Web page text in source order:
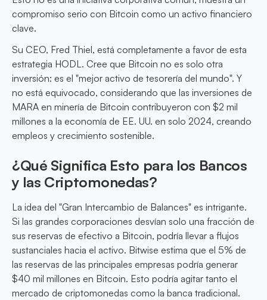
compromiso serio con Bitcoin como un activo financiero
clave.
Su CEO, Fred Thiel, está completamente a favor de esta
estrategia HODL. Cree que Bitcoin no es solo otra
inversión: es el "mejor activo de tesorería del mundo". Y
no está equivocado, considerando que las inversiones de
MARA en minería de Bitcoin contribuyeron con $2 mil
millones a la economía de EE. UU. en solo 2024, creando
empleos y crecimiento sostenible.
¿Qué Significa Esto para los Bancos
y las Criptomonedas?
La idea del "Gran Intercambio de Balances" es intrigante.
Si las grandes corporaciones desvían solo una fracción de
sus reservas de efectivo a Bitcoin, podría llevar a flujos
sustanciales hacia el activo. Bitwise estima que el 5% de
las reservas de las principales empresas podría generar
$40 mil millones en Bitcoin. Esto podría agitar tanto el
mercado de criptomonedas como la banca tradicional.